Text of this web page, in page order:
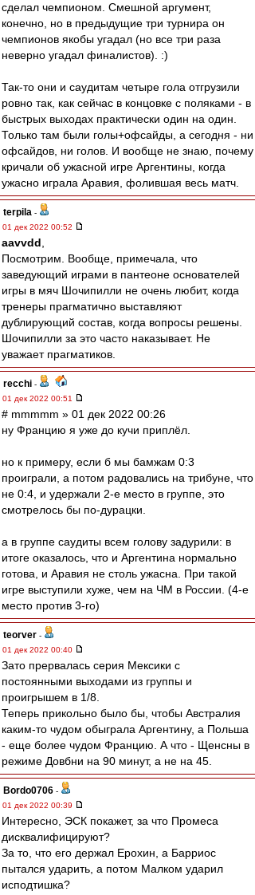
сделал чемпионом. Смешной аргумент,
конечно, но в предыдущие три турнира он
чемпионов якобы угадал (но все три раза
неверно угадал финалистов). :)
Так-то они и саудитам четыре гола отгрузили
ровно так, как сейчас в концовке с поляками - в
быстрых выходах практически один на один.
Только там были голы+офсайды, а сегодня - ни
офсайдов, ни голов. И вообще не знаю, почему
кричали об ужасной игре Аргентины, когда
ужасно играла Аравия, фолившая весь матч.
terpila -
01 дек 2022 00:52
aavvdd
Посмотрим. Вообще, примечала, что
заведующий играми в пантеоне основателей
игры в мяч Шочипилли не очень любит, когда
тренеры прагматично выставляют
дублирующий состав, когда вопросы решены.
Шочипилли за это часто наказывает. Не
уважает прагматиков.
recchi -
01 дек 2022 00:51
# mmmmm » 01 дек 2022 00:26
ну Францию я уже до кучи приплёл.
но к примеру, если б мы бамжам 0:3
проиграли, а потом радовались на трибуне, что
не 0:4, и удержали 2-е место в группе, это
смотрелось бы по-дурацки.
а в группе саудиты всем голову задурили: в
итоге оказалось, что и Аргентина нормально
готова, и Аравия не столь ужасна. При такой
игре выступили хуже, чем на ЧМ в России. (4-е
место против 3-го)
teorver -
01 дек 2022 00:40
Зато прервалась серия Мексики с
постоянными выходами из группы и
проигрышем в 1/8.
Теперь прикольно было бы, чтобы Австралия
каким-то чудом обыграла Аргентину, а Польша
- еще более чудом Францию. А что - Щенсны в
режиме Довбни на 90 минут, а не на 45.
Bordo0706 -
01 дек 2022 00:39
Интересно, ЭСК покажет, за что Промеса
дисквалифицируют?
За то, что его держал Ерохин, а Барриос
пытался ударить, а потом Малком ударил
исподтишка?